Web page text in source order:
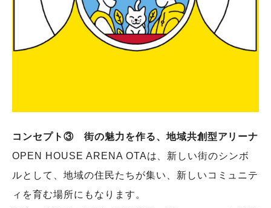
コンセプト③ 街の魅力を作る、地域共創型アリーナ
OPEN HOUSE ARENA OTAは、新しい街のシンボ
ルとして、地域の住民たちが集い、新しいコミュニテ
ィを育む場所にもなります。